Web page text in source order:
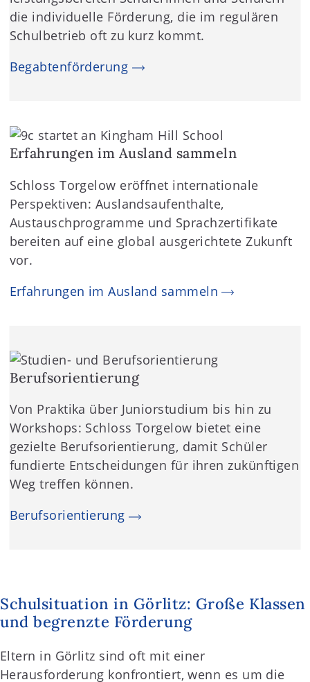
die individuelle Förderung, die im regulären
Schulbetrieb oft zu kurz kommt.
Begabtenförderung
Erfahrungen im Ausland sammeln
Schloss Torgelow eröffnet internationale
Perspektiven: Auslandsaufenthalte,
Austauschprogramme und Sprachzertifikate
bereiten auf eine global ausgerichtete Zukunft
vor.
Erfahrungen im Ausland sammeln
Berufsorientierung
Von Praktika über Juniorstudium bis hin zu
Workshops: Schloss Torgelow bietet eine
gezielte Berufsorientierung, damit Schüler
fundierte Entscheidungen für ihren zukünftigen
Weg treffen können.
Berufsorientierung
Schulsituation in Görlitz: Große Klassen
und begrenzte Förderung
Eltern in Görlitz sind oft mit einer
Herausforderung konfrontiert, wenn es um die